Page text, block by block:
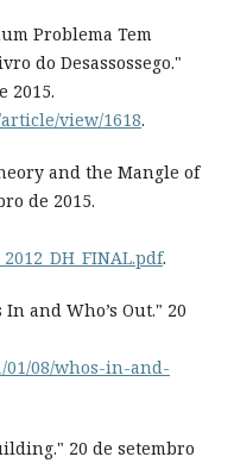
Problema Tem
do Desassossego."
2015.
view/1618.
and the Mangle of
de 2015.
.
In and Who’s Out." 20
01/08/whos-in-and-
20 de setembro